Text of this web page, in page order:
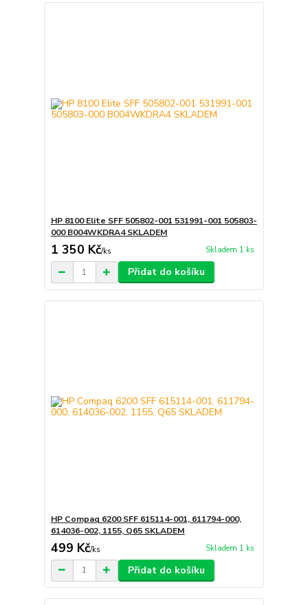
HP 8100 Elite SFF 505802-001 531991-001 505803-
000 B004WKDRA4 SKLADEM
1 350 Kč/ks Skladem 1 ks
Přidat do košíku
HP Compaq 6200 SFF 615114-001, 611794-000,
614036-002, 1155, Q65 SKLADEM
499 Kč/ks Skladem 1 ks
Přidat do košíku